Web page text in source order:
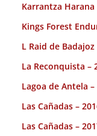
Karrantza Harana
Kings Forest
L Raid de Badajoz
La Reconquista –
Lagoa de Antela –
Las Cañadas –
Las Cañadas –